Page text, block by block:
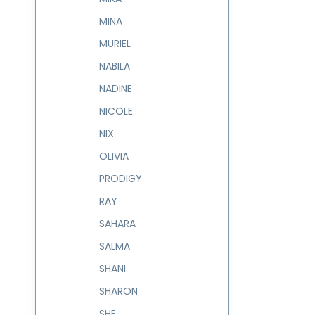
MINA
MURIEL
NABILA
NADINE
NICOLE
NIX
OLIVIA
PRODIGY
RAY
SAHARA
SALMA
SHANI
SHARON